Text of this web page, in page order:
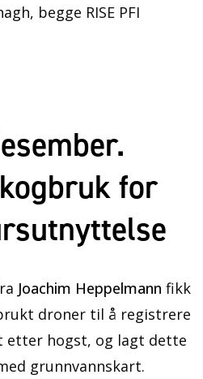
begge RISE PFI
for
Joachim Heppelmann fikk
droner til å registrere
etter hogst, og lagt dette
grunnvannskart.